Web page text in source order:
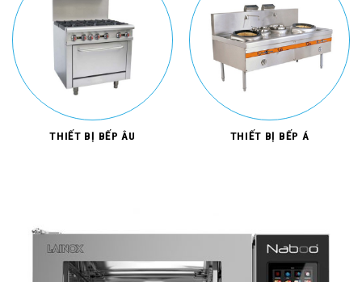
THIẾT BỊ BẾP ÂU THIẾT BỊ BẾP Á